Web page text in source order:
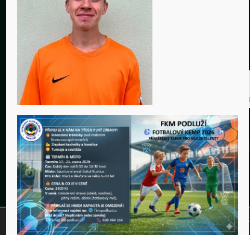
Tento web využívá soubory cookies ke správné
na tlačítko "Přijmout".